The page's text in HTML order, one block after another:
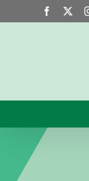
to
Facebook